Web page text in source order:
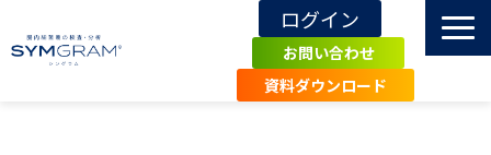
ログイン
お問い合わせ
資料ダウンロード